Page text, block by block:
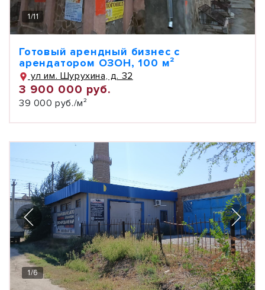
1/11
Готовый арендный бизнес с
арендатором ОЗОН, 100 м²
ул им. Шурухина, д. 32
3 900 000 руб.
39 000 руб./м²
1/6